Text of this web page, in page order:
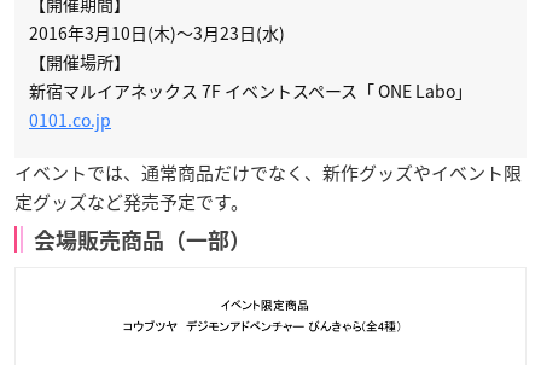
2016年3月10日(木)〜3月23日(水)
【開催場所】
新宿マルイアネックス 7F イベントスペース「 ONE Labo」
0101.co.jp
イベントでは、通常商品だけでなく、新作グッズやイベント限
定グッズなど発売予定です。
会場販売商品（一部）